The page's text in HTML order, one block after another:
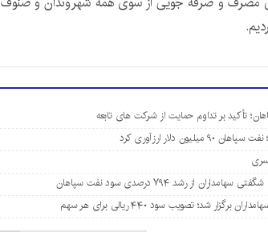
تأکید بر تداوم حمایت از شرکت های تابعه